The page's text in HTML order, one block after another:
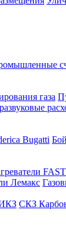
газа
Bugatti
Лемакс
СКЗ